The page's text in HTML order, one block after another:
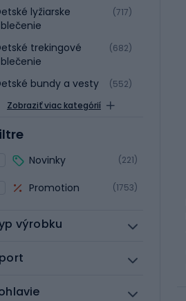
lyžiarske
(717)
trekingové
(682)
bundy a vesty
(552)
Zobraziť viac kategórií
Novinky (221)
Promotion (1753)
výrobku